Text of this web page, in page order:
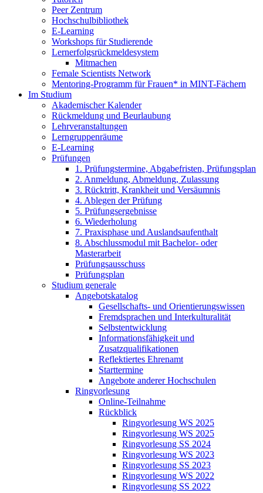
Peer Zentrum
Hochschulbibliothek
E-Learning
Workshops für Studierende
Lernerfolgsrückmeldesystem
Mitmachen
Female Scientists Network
Mentoring-Programm für Frauen* in MINT-Fächern
Im Studium
Akademischer Kalender
Rückmeldung und Beurlaubung
Lehrveranstaltungen
Lerngruppenräume
E-Learning
Prüfungen
1. Prüfungstermine, Abgabefristen, Prüfungsplan
2. Anmeldung, Abmeldung, Zulassung
3. Rücktritt, Krankheit und Versäumnis
4. Ablegen der Prüfung
5. Prüfungsergebnisse
6. Wiederholung
7. Praxisphase und Auslandsaufenthalt
8. Abschlussmodul mit Bachelor- oder
Masterarbeit
Prüfungsausschuss
Prüfungsplan
Studium generale
Angebotskatalog
Gesellschafts- und Orientierungswissen
Fremdsprachen und Interkulturalität
Selbstentwicklung
Informationsfähigkeit und
Zusatzqualifikationen
Reflektiertes Ehrenamt
Starttermine
Angebote anderer Hochschulen
Ringvorlesung
Online-Teilnahme
Rückblick
Ringvorlesung WS 2025
Ringvorlesung WS 2025
Ringvorlesung SS 2024
Ringvorlesung WS 2023
Ringvorlesung SS 2023
Ringvorlesung WS 2022
Ringvorlesung SS 2022